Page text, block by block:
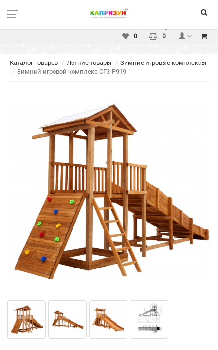
0
0
Каталог товаров Летние товары
Зимние игровые комплексы
Зимний игровой комплекс СГ3-Р919